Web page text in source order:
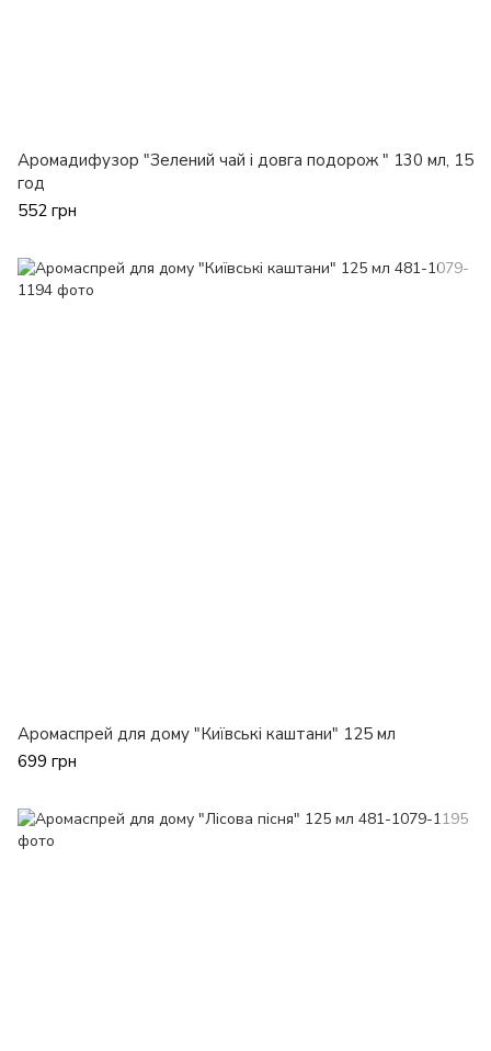
Аромадифузор "Зелений чай і довга подорож " 130 мл, 15
год
552 грн
Аромаспрей для дому "Київські каштани" 125 мл
699 грн